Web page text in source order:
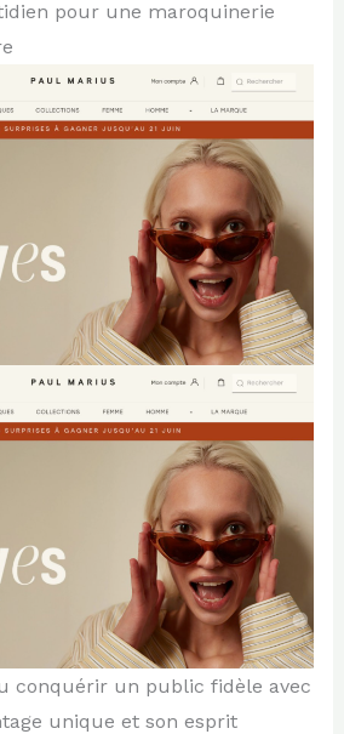
pour une maroquinerie
conquérir un public fidèle avec
unique et son esprit